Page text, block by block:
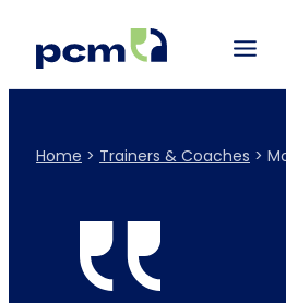
Home > Trainers & Coaches >